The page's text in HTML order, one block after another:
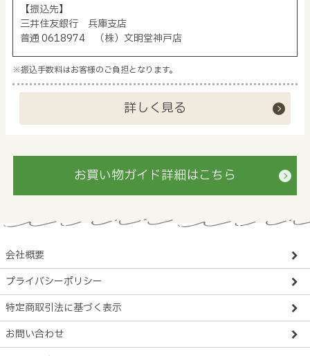
【振込先】
三井住友銀行 兵庫支店
普通 0618974 （株）文明堂神戸店
※振込手数料はお客様のご負担となります。
詳しく見る
お買い物ガイド詳細はこちら
会社概要
プライバシーポリシー
特定商取引法に基づく表示
お問い合わせ